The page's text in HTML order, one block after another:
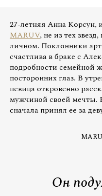
27-летняя Анна Корсун,
MARUV, не из тех
личном. Поклонники
счастлива в браке с
подробности семейной
посторонних глаз. В
певица откровенно
мужчиной своей мечты.
сначала принял ее за
Он